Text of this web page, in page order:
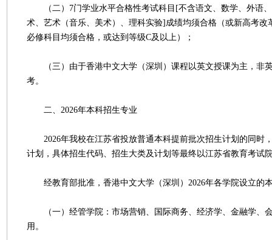
（二）7门学业水平合格性考试科目[不含语文、数学、外语
术、艺术（音乐、美术）、理科实验]成绩均须合格（或新高考改
必修科目均须合格，或达到等级C及以上）；
（三）由于香港中文大学（深圳）课程以英文授课为主，非
考。
二、2026年本科招生专业
2026年我校在江苏省投放普通本科提前批次招生计划的同时
计划，具体招生代码、招生大类及计划等最终以江苏省教育考试
经教育部批准，香港中文大学（深圳）2026年各学院设立的
（一）经管学院：市场营销、国际商务、经济学、金融学、
用。